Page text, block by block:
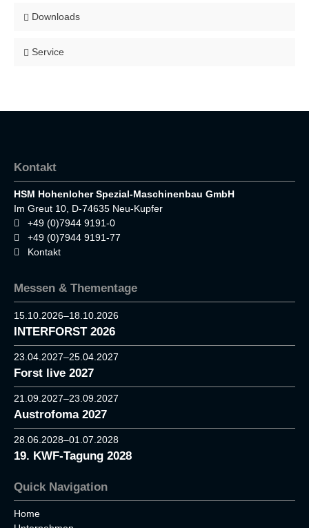
Downloads
Service
Kontakt
HSM Hohenloher Spezial-Maschinenbau GmbH
Im Greut 10, D-74635 Neu-Kupfer
+49 (0)7944 9191-0
+49 (0)7944 9191-77
Kontakt
Messen & Thementage
15.10.2026–18.10.2026
INTERFORST 2026
23.04.2027–25.04.2027
Forst live 2027
21.09.2027–23.09.2027
Austrofoma 2027
28.06.2028–01.07.2028
19. KWF-Tagung 2028
Quick Navigation
Home